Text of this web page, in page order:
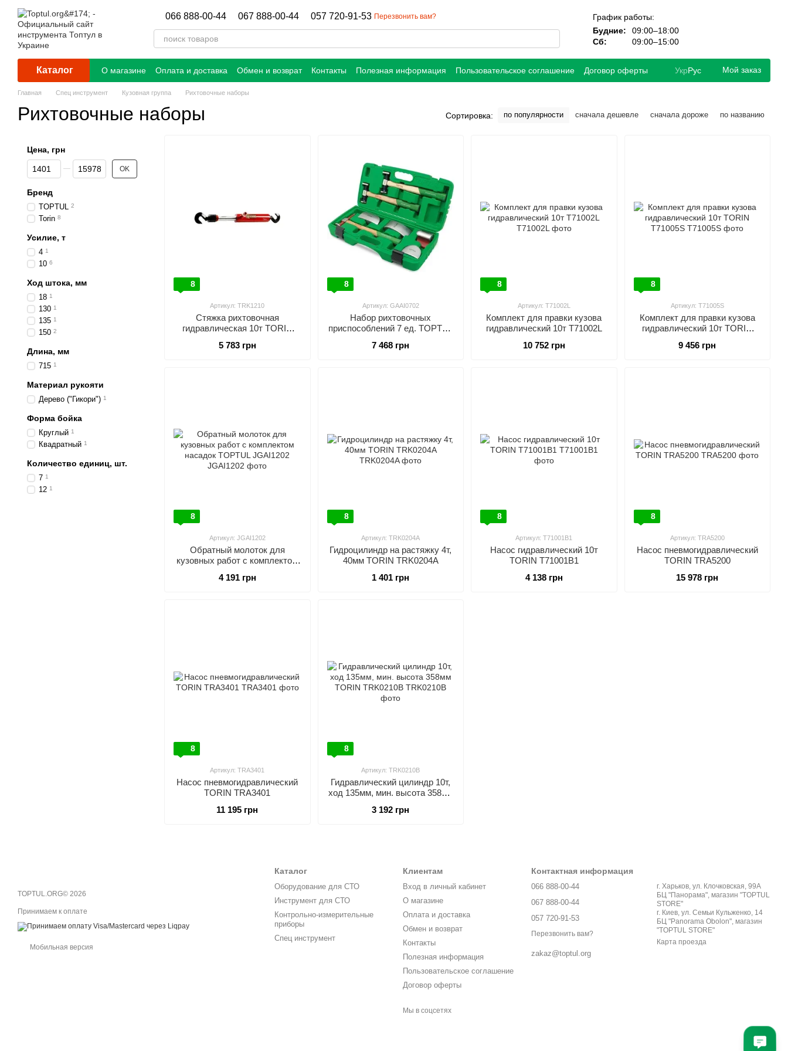
Перейти к основному контенту
066 888-00-44 067 888-00-44 057 720-91-53 Перезвонить вам?
График работы:
Будние:
09:00–18:00
Сб:
09:00–15:00
Каталог О магазине Оплата и доставка Обмен и возврат Контакты Полезная информация Пользовательское соглашение Договор оферты УкрРус Мой заказ
Главная Спец инструмент Кузовная группа Рихтовочные наборы
Рихтовочные наборы Сортировка: по популярности сначала дешевле сначала дороже по названию
8
Артикул: TRK1210
Стяжка рихтовочная
гидравлическая 10т TORIN
5 783 грн
8
Артикул: GAAI0702
Набор рихтовочных
приспособлений 7 ед. TOPTUL
7 468 грн
8
Артикул: T71002L
Комплект для правки кузова
гидравлический 10т T71002L
10 752 грн
8
Артикул: T71005S
Комплект для правки кузова
гидравлический 10т TORIN
9 456 грн
8
Артикул: JGAI1202
Обратный молоток для
кузовных работ с комплектом
4 191 грн
8
Артикул: TRK0204A
Гидроцилиндр на растяжку 4т,
40мм TORIN TRK0204A
1 401 грн
8
Артикул: T71001B1
Насос гидравлический 10т
TORIN T71001B1
4 138 грн
8
Артикул: TRA5200
Насос пневмогидравлический
TORIN TRA5200
15 978 грн
8
Артикул: TRA3401
Насос пневмогидравлический
TORIN TRA3401
11 195 грн
8
Артикул: TRK0210B
Гидравлический цилиндр 10т,
ход 135мм, мин. высота 358мм
3 192 грн
Цена, грн
От Цена, грн
До Цена, грн OK
Бренд
TOPTUL 2
Torin 8
Усилие, т
4 1
10 6
Ход штока, мм
18 1
130 1
135 1
150 2
Длина, мм
715 1
Материал рукояти
Дерево ("Гикори") 1
Форма бойка
Круглый 1
Квадратный 1
Количество единиц, шт.
7 1
12 1
TOPTUL.ORG© 2026
Принимаем к оплате
Мобильная версия
Каталог
Оборудование для СТО
Инструмент для СТО
Контрольно-измерительные
приборы
Спец инструмент
Клиентам
Вход в личный кабинет
О магазине
Оплата и доставка
Обмен и возврат
Контакты
Полезная информация
Пользовательское соглашение
Договор оферты
Мы в соцсетях
Контактная информация
066 888-00-44
067 888-00-44
057 720-91-53
Перезвонить вам?
zakaz@toptul.org
г. Харьков, ул. Клочковская, 99А
БЦ "Панорама", магазин "TOPTUL
STORE"
г. Киев, ул. Семьи Кульженко, 14
БЦ "Panorama Obolon", магазин
"TOPTUL STORE"
Карта проезда